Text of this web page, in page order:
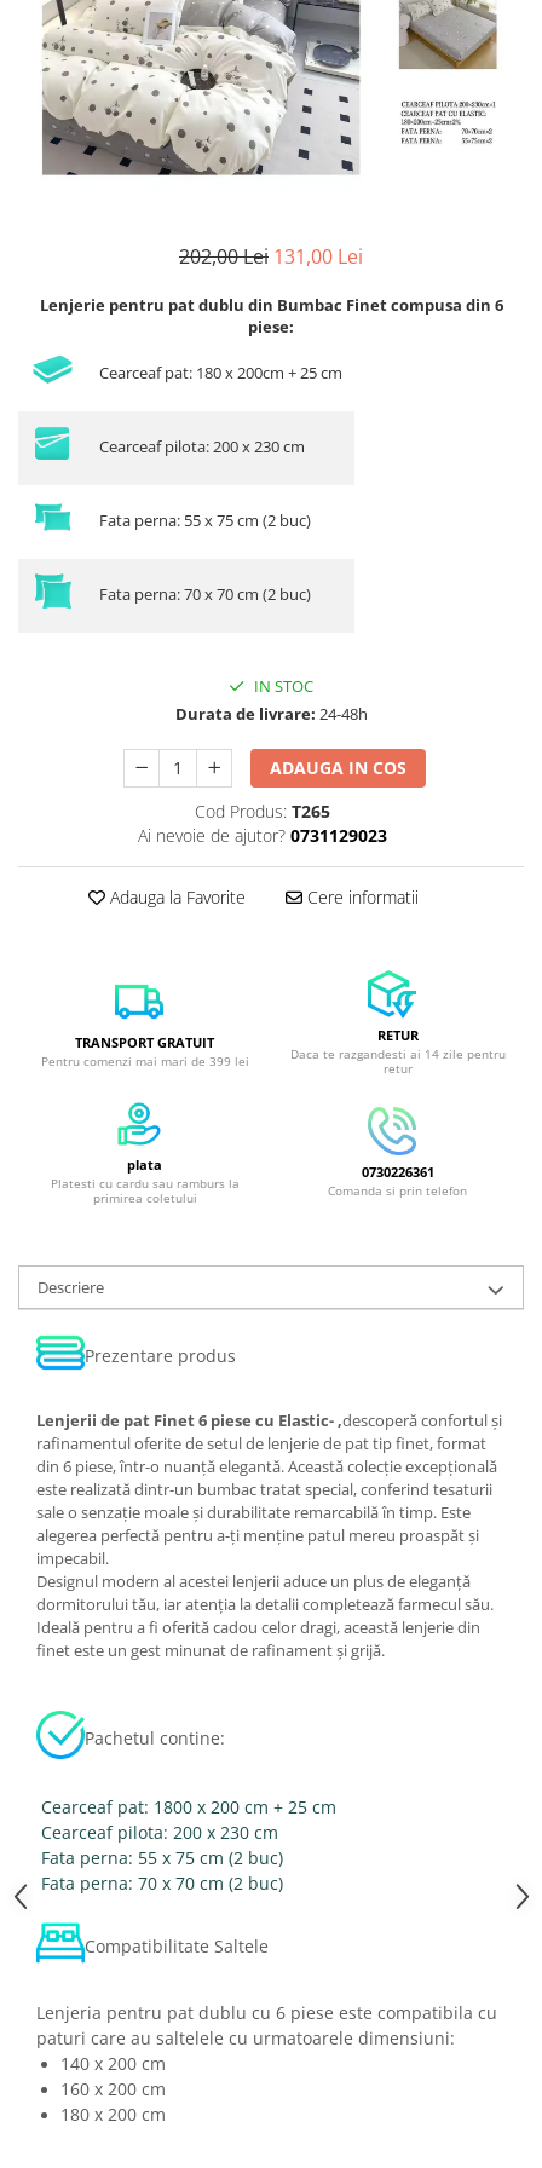
Lenjerii de pat Bumbac 100%
Lenjerii de pat Cocolino
Lenjerii de pat Finet + 2 Draperii
Lenjerii de pat Saten 4 piese cu
elastic
202,00 Lei 131,00 Lei
Lenjerie pentru pat dublu din Bumbac Finet compusa din 6
piese:
Cearceaf pat: 180 x 200cm + 25 cm
Cearceaf pilota: 200 x 230 cm
Fata perna: 55 x 75 cm (2 buc)
Fata perna: 70 x 70 cm (2 buc)
IN STOC
Durata de livrare: 24-48h
ADAUGA IN COS
Cod Produs: T265
Ai nevoie de ajutor? 0731129023
Adauga la Favorite Cere informatii
TRANSPORT GRATUIT
Pentru comenzi mai mari de 399 lei
RETUR
Daca te razgandesti ai 14 zile pentru
retur
plata
Platesti cu cardu sau ramburs la
primirea coletului
0730226361
Comanda si prin telefon
Descriere
Prezentare produs
Lenjerii de pat Finet 6 piese cu Elastic- ,descoperă confortul și
rafinamentul oferite de setul de lenjerie de pat tip finet, format
din 6 piese, într-o nuanță elegantă. Această colecție excepțională
este realizată dintr-un bumbac tratat special, conferind tesaturii
sale o senzație moale și durabilitate remarcabilă în timp. Este
alegerea perfectă pentru a-ți menține patul mereu proaspăt și
impecabil.
Designul modern al acestei lenjerii aduce un plus de eleganță
dormitorului tău, iar atenția la detalii completează farmecul său.
Ideală pentru a fi oferită cadou celor dragi, această lenjerie din
finet este un gest minunat de rafinament și grijă.
Pachetul contine:
Cearceaf pat: 1800 x 200 cm + 25 cm
Cearceaf pilota: 200 x 230 cm
Fata perna: 55 x 75 cm (2 buc)
Fata perna: 70 x 70 cm (2 buc)
Compatibilitate Saltele
Lenjeria pentru pat dublu cu 6 piese este compatibila cu
paturi care au saltelele cu urmatoarele dimensiuni:
140 x 200 cm
160 x 200 cm
180 x 200 cm